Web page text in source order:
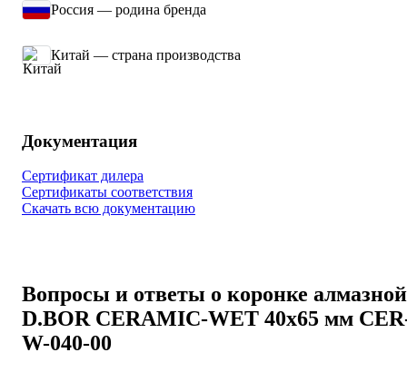
Россия — родина бренда
Китай — страна производства
Документация
Сертификат дилера
Сертификаты соответствия
Скачать всю документацию
Вопросы и ответы о коронке алмазной
D.BOR CERAMIC-WET 40х65 мм
W-040-00